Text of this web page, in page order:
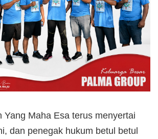
Yang Maha Esa terus menyertai
dan penegak hukum betul betul